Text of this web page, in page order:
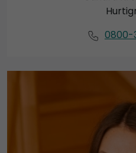
0800-